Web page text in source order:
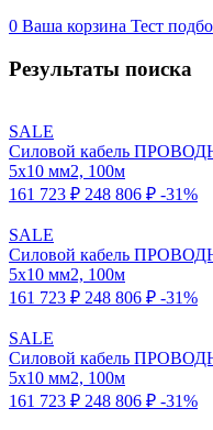
0 Ваша корзина Тест
Результаты поиска
SALE
Силовой кабель
5x10 мм2, 100м
161 723 ₽ 248 806 ₽ -31%
SALE
Силовой кабель
5x10 мм2, 100м
161 723 ₽ 248 806 ₽ -31%
SALE
Силовой кабель
5x10 мм2, 100м
161 723 ₽ 248 806 ₽ -31%